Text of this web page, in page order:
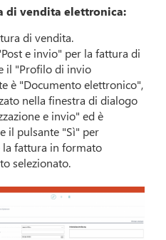
di vendita elettronica:
di vendita.
e invio" per la fattura di
il "Profilo di invio
è "Documento elettronico",
nella finestra di dialogo
e invio" ed è
il pulsante "Sì" per
la fattura in formato
selezionato.